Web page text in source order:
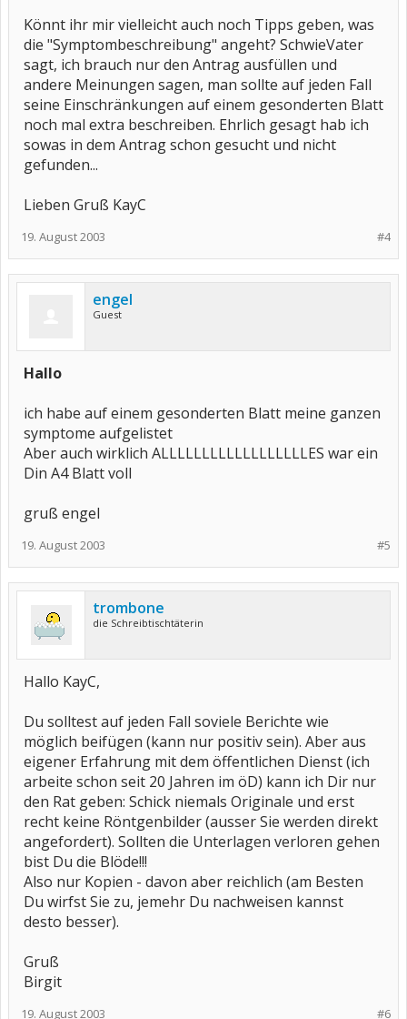
Könnt ihr mir vielleicht auch noch Tipps geben, was
die "Symptombeschreibung" angeht? SchwieVater
sagt, ich brauch nur den Antrag ausfüllen und
andere Meinungen sagen, man sollte auf jeden Fall
seine Einschränkungen auf einem gesonderten Blatt
noch mal extra beschreiben. Ehrlich gesagt hab ich
sowas in dem Antrag schon gesucht und nicht
gefunden...
Lieben Gruß KayC
#4
19. August 2003
engel
Guest
Hallo
ich habe auf einem gesonderten Blatt meine ganzen
symptome aufgelistet
Aber auch wirklich ALLLLLLLLLLLLLLLLLLES war ein
Din A4 Blatt voll
gruß engel
#5
19. August 2003
trombone
die Schreibtischtäterin
Hallo KayC,
Du solltest auf jeden Fall soviele Berichte wie
möglich beifügen (kann nur positiv sein). Aber aus
eigener Erfahrung mit dem öffentlichen Dienst (ich
arbeite schon seit 20 Jahren im öD) kann ich Dir nur
den Rat geben: Schick niemals Originale und erst
recht keine Röntgenbilder (ausser Sie werden direkt
angefordert). Sollten die Unterlagen verloren gehen
bist Du die Blöde!!!
Also nur Kopien - davon aber reichlich (am Besten
Du wirfst Sie zu, jemehr Du nachweisen kannst
desto besser).
Gruß
Birgit
#6
19. August 2003